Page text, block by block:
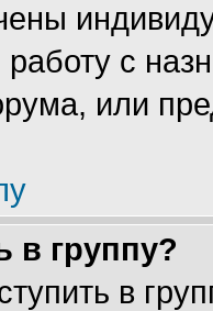
с
или
в группу?
в